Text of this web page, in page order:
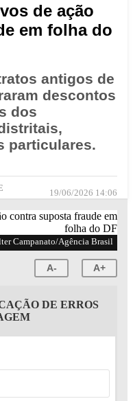
de ação
em folha do
antigos de
descontos
dos
particulares.
19/06/2026 14:06
Campanato/Agência Brasil
A- A+
DE ERROS